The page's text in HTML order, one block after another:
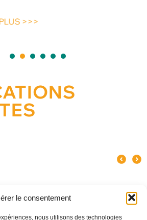
le consentement
nous utilisons des technologies
pour un
à Paris ?
influence le goût